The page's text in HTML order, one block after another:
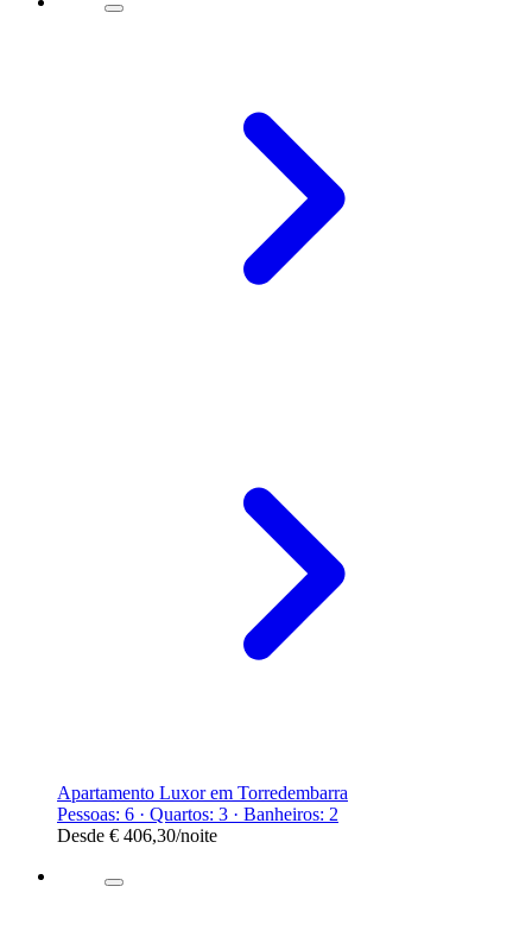
Apartamento Luxor em Torredembarra
Pessoas: 6 · Quartos: 3 · Banheiros: 2
Desde € 406,30/noite